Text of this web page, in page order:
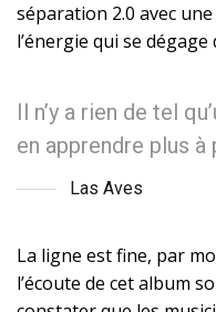
séparation 2.0 avec
l’énergie qui se
Il n’y a rien de tel
en apprendre plus
Las Aves
La ligne est fine, par
l’écoute de cet album